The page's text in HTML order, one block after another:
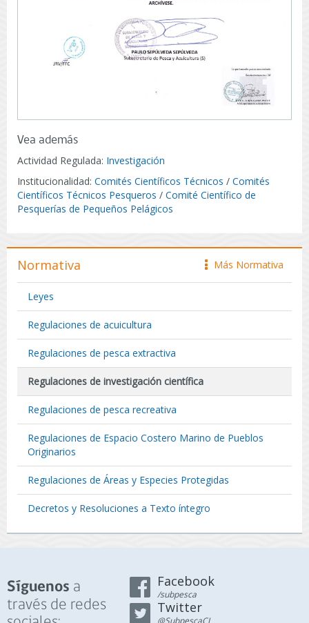
Vea además
Actividad Regulada: Investigación
Institucionalidad: Comités Científicos Técnicos / Comités
Científicos Técnicos Pesqueros / Comité Científico de
Pesquerías de Pequeños Pelágicos
icono
Más Normativa
Normativa
Leyes
Regulaciones de acuicultura
Regulaciones de pesca extractiva
Regulaciones de investigación científica
Regulaciones de pesca recreativa
Regulaciones de Espacio Costero Marino de Pueblos
Originarios
Regulaciones de Áreas y Especies Protegidas
Decretos y Resoluciones a Texto íntegro
Síguenos a
través de redes
Facebook
/subpesca
Twitter
@SubpescaCL